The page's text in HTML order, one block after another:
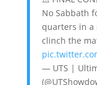
No Sabbath
quarters in a
clinch the
— UTS |